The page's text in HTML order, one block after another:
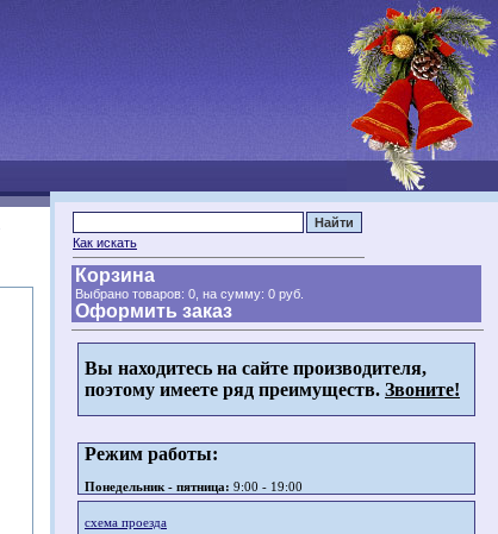
Как искать
Корзина
Выбрано товаров: 0, на сумму: 0 руб.
Оформить заказ
Вы находитесь на сайте производителя,
поэтому имеете ряд преимуществ. Звоните!
Режим работы:
Понедельник - пятница: 9:00 - 19:00
схема проезда